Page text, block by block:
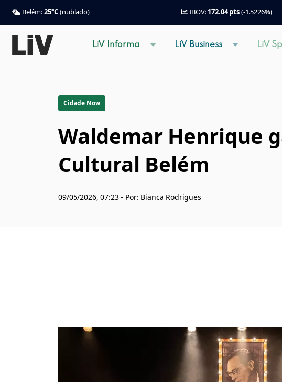
Belém:25°C(nublado) IBOV: 172.04 pts(-1.5226%)
LiV Informa LiV Business LiV
Cidade Now
Waldemar Henrique
Cultural Belém
09/05/2026, 07:23 - Por: Bianca Rodrigues